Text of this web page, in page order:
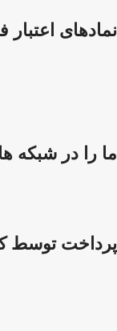
نمادهای اعتبار
ما را در شبکه
پرداخت توسط